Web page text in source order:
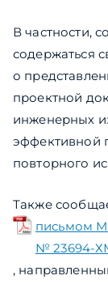
В частности,
содержаться
о
проектной
инженерных
эффективной
повторного
Также
письмом
№ 23694-
,